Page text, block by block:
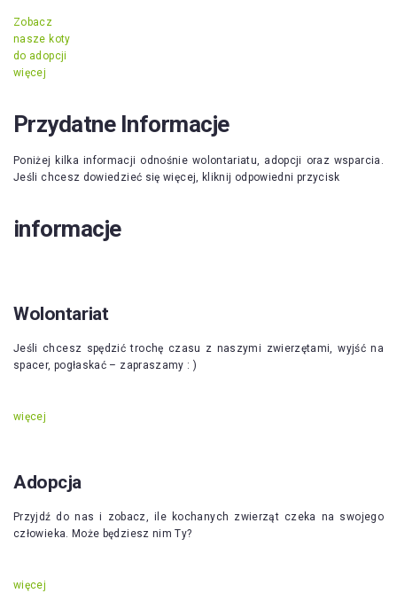
Zobacz
nasze koty
do adopcji
więcej
Przydatne Informacje
Poniżej kilka informacji odnośnie wolontariatu, adopcji oraz wsparcia.
Jeśli chcesz dowiedzieć się więcej, kliknij odpowiedni przycisk
informacje
Wolontariat
Jeśli chcesz spędzić trochę czasu z naszymi zwierzętami, wyjść na
spacer, pogłaskać – zapraszamy : )
więcej
Adopcja
Przyjdź do nas i zobacz, ile kochanych zwierząt czeka na swojego
człowieka. Może będziesz nim Ty?
więcej